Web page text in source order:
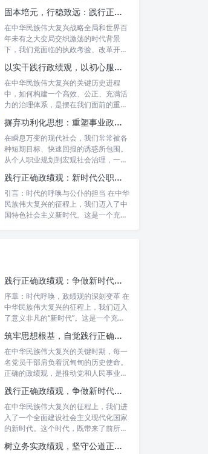
固本培元，行稳致远：践行正确政绩理念，永葆务实清廉作风的时代命题
在中华民族伟大复兴战略全局和世界百
年未有之大变局交织激荡的时代背景
下，我们党面临的执政考验、改革开放
以实干践行政绩观，以初心服务群众：新时代治理的灯塔与指南
在中华民族伟大复兴的关键历史进程
中，如何构建一个高效、公正、充满活
力的治理体系，是摆在我们面前的重要
摒弃功利化思想：重塑事业政绩观，驱动社会高质量发展
在瞬息万变的现代社会，我们常常被各
种短期目标、快速回报的诱惑所包围。
从个人职业规划到宏观社会治理，一种
践行正确政绩观：新时代公职人员的使命与担当
引言：时代的呼唤与公仆的担当 在中华
民族伟大复兴的征程上，我们迈入了中
国特色社会主义新时代。这是一个充满
践行正确政绩观：争做新时代合格公职人员的根本遵循与行动自觉
序章：时代呼唤，政绩观的深刻变革 在
中华民族伟大复兴的征程上，我们迈入
了意义非凡的“新时代”。这是一个充满
筑牢思想根基，自觉践行正确政绩观：新时代党员干部的价值指引
在中华民族伟大复兴的关键时期，每一
名党员干部肩负着沉甸甸的历史使命。
正确的政绩观，是推动党和人民事业发
践行正确政绩观，争做新时代合格公职人员：新征程的使命与担当
在中华民族伟大复兴的征程上，我们进
入了一个全面建设社会主义现代化国家
的新时代。这个时代，既带来了前所未
树立务实政绩观，坚守公道正派底线：新时代领导干部高质量发展指南